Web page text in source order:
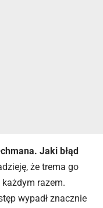
Jaki błąd
że trema go
razem.
wypadł znacznie